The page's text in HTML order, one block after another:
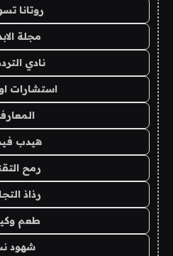
روتانا
مجلة
نادي
استشارات
هيدب
رمح
رذاذ
طعم
شهود